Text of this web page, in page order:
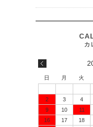
日 月 火
2
3 4
9
10 11
16
17 18